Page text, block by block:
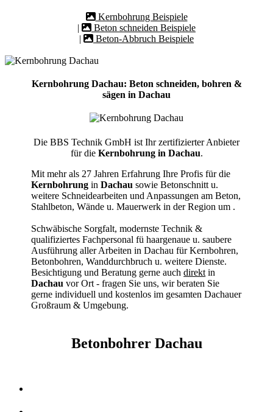
Kernbohrung Beispiele
|
Beton schneiden Beispiele
|
Beton-Abbruch Beispiele
Kernbohrung Dachau: Beton schneiden, bohren &
sägen in Dachau
Die BBS Technik GmbH ist Ihr zertifizierter Anbieter
für die Kernbohrung in Dachau.
Mit mehr als 27 Jahren Erfahrung Ihre Profis für die
Kernbohrung inDachau sowie Betonschnitt u.
weitere Schneidearbeiten und Anpassungen am Beton,
Stahlbeton, Wände u. Mauerwerk in der Region um .
Schwäbische Sorgfalt, modernste Technik &
qualifiziertes Fachpersonalfü haargenaue u. saubere
Ausführung aller Arbeitenin Dachau für Kernbohren,
Betonbohren, Wanddurchbruch u. weitere Dienste.
Besichtigung und Beratung gerne auchdirekt in
Dachau vor Ort - fragen Sie uns, wir beraten Sie
gerne individuell und kostenlos im gesamten Dachauer
Großraum & Umgebung.
Betonbohrer Dachau